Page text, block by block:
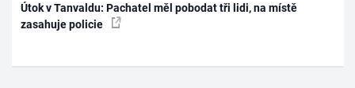
Útok v Tanvaldu: Pachatel měl pobodat tři lidi, na místě
zasahuje policie